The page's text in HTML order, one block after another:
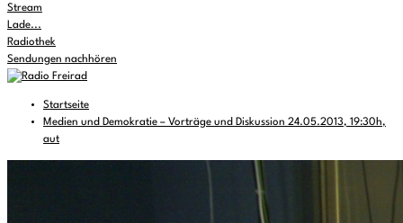
Stream
Lade...
Radiothek
Sendungen nachhören
Startseite
Medien und Demokratie – Vorträge und Diskussion 24.05.2013, 19:30h,
aut